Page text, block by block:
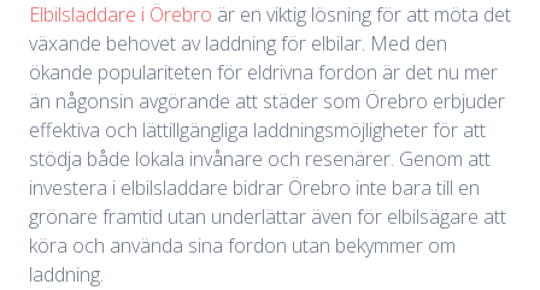
Elbilsladdare i Örebro är en viktig lösning för att möta det
växande behovet av laddning för elbilar. Med den
ökande populariteten för eldrivna fordon är det nu mer
än någonsin avgörande att städer som Örebro erbjuder
effektiva och lättillgängliga laddningsmöjligheter för att
stödja både lokala invånare och resenärer. Genom att
investera i elbilsladdare bidrar Örebro inte bara till en
grönare framtid utan underlättar även för elbilsägare att
köra och använda sina fordon utan bekymmer om
laddning.